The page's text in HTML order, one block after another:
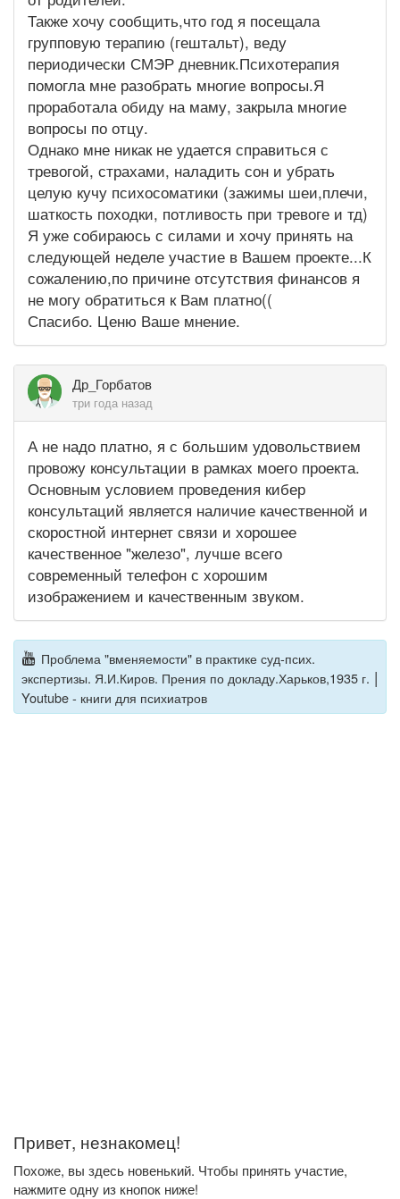
Также хочу сообщить,что год я посещала
групповую терапию (гештальт), веду
периодически СМЭР дневник.Психотерапия
помогла мне разобрать многие вопросы.Я
проработала обиду на маму, закрыла многие
вопросы по отцу.
Однако мне никак не удается справиться с
тревогой, страхами, наладить сон и убрать
целую кучу психосоматики (зажимы шеи,плечи,
шаткость походки, потливость при тревоге и тд)
Я уже собираюсь с силами и хочу принять на
следующей неделе участие в Вашем проекте...К
сожалению,по причине отсутствия финансов я
не могу обратиться к Вам платно((
Спасибо. Ценю Ваше мнение.
Др_Горбатов
три года назад
А не надо платно, я с большим удовольствием
провожу консультации в рамках моего проекта.
Основным условием проведения кибер
консультаций является наличие качественной и
скоростной интернет связи и хорошее
качественное "железо", лучше всего
современный телефон с хорошим
изображением и качественным звуком.
Проблема "вменяемости" в практике суд-псих.
экспертизы. Я.И.Киров. Прения по докладу.Харьков,1935 г. |
Youtube - книги для психиатров
Привет, незнакомец!
Похоже, вы здесь новенький. Чтобы принять участие,
нажмите одну из кнопок ниже!